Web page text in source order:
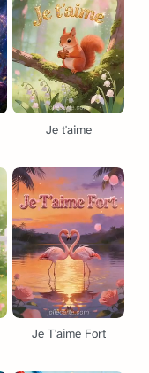
Je t'aime
Je T'aime Fort